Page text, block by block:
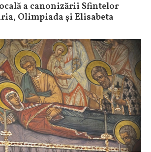
a canonizării Sfintelor
Olimpiada și Elisabeta